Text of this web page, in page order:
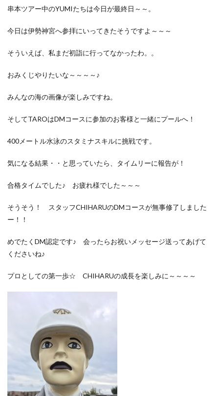
串本ツアー中のYUMIたちは今日が最終日～～。
今日は伊勢神宮へ参拝にいってきたそうですよ～～～
そういえば、私まだ初詣に行ってなかったわ。。
おみくじやりたいな～～～～♪
みんなの海の画像が楽しみですね。
そしてTAROはDMコースに参加のお客様と一緒にプールへ！
400メートル水泳のスタミナスキルに挑戦です。
気になる結果・・と思っていたら、タイムリーに報告が！
合格タイムでした♪ お疲れ様でした～～～
そうそう！ スタッフCHIHARUのDMコースが無事修了しました
ー！！
めでたくDM認定です♪ 会ったらお祝いメッセージ送ってあげて
くださいね♪
プロとしての第一歩☆ CHIHARUの成長を楽しみに～～～～